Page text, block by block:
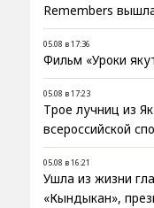
Remembers
05.08 в 17:36
Фильм «Уроки
05.08 в 17:23
Трое лучниц из
всероссийской
05.08 в 16:21
Ушла из жизни
«Кындыкан»,